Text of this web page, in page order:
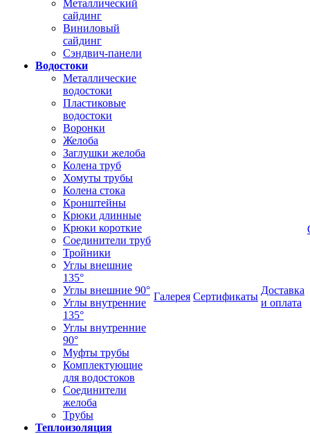
Металлический
сайдинг
Виниловый
сайдинг
Сэндвич-панели
Водостоки
Металлические
водостоки
Пластиковые
водостоки
Воронки
Желоба
Заглушки желоба
Колена труб
Хомуты трубы
Колена стока
Кронштейны
Крюки длинные
Крюки короткие
Соединители труб
Тройники
Углы внешние
135°
Углы внешние 90°
Углы внутренние
135°
Углы внутренние
90°
Муфты трубы
Комплектующие
для водостоков
Соединители
желоба
Трубы
Теплоизоляция
Галерея Сертификаты
Доставка
и оплата